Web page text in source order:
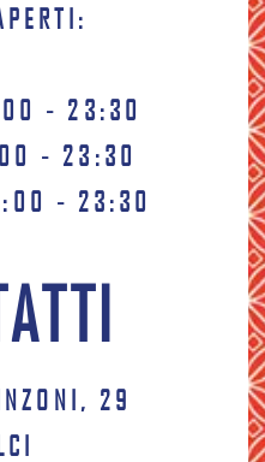
- 23:30
- 23:30
- 23:30
29